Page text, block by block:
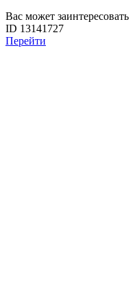
Вас может заинтересовать
ID 13141727
Перейти